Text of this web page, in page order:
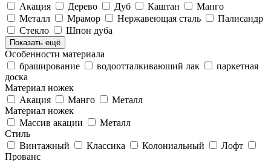
Акация
Дерево Дуб Каштан
Манго
Металл
Мрамор Нержавеющая сталь
Палисандр
Стекло
Шпон дуба
Показать ещё
Особенности материала
браширование
водоотталкиваюший лак
паркетная
доска
Материал ножек
Акация
Манго
Металл
Материал ножек
Массив акации
Металл
Стиль
Винтажный
Классика Колониальный
Лофт
Прованс